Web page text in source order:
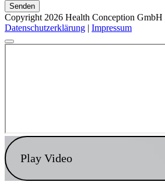
Senden
Copyright 2026 Health Conception GmbH
Datenschutzerklärung | Impressum
Play Video